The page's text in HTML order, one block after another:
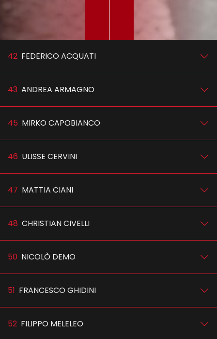
42 FEDERICO ACQUATI
43 ANDREA ARMAGNO
45 MIRKO CAPOBIANCO
46 ULISSE CERVINI
47 MATTIA CIANI
48 CHRISTIAN CIVELLI
50 NICOLÒ DEMO
51 FRANCESCO GHIDINI
52 FILIPPO MELELEO